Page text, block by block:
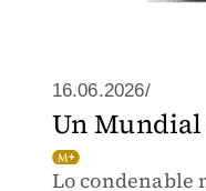
16.06.2026/
Un
Lo condenable